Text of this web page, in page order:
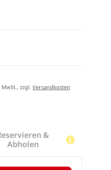
MwSt., zzgl.Versandkosten
&
Abholen